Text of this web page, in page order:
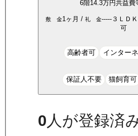
6階14.3万円共益費
敷 金1ヶ月 / 礼 金-----３ＬＤＫ
可
高齢者可 インター
保証人不要 猫飼育可
0 人が登録済